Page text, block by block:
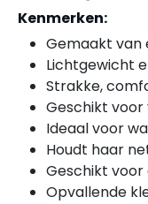
Kenmerken:
Gemaakt van
Lichtgewicht
Strakke,
Geschikt
Ideaal voor
Houdt haar
Geschikt voor
Opvallende